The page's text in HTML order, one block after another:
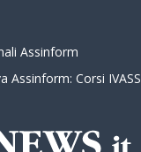
Assinform
Assinform: Corsi IVASS